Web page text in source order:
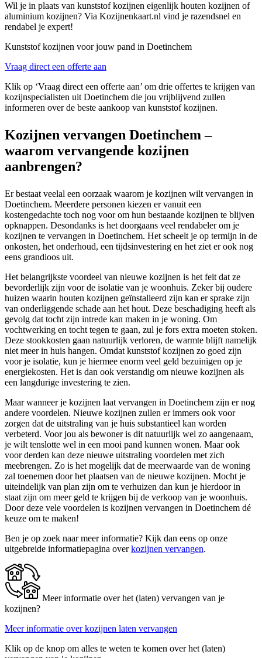
Wil je in plaats van kunststof kozijnen eigenlijk houten kozijnen of
aluminium kozijnen? Via Kozijnenkaart.nl vind je razendsnel en
rendabel je expert!
Kunststof kozijnen voor jouw pand in Doetinchem
Vraag direct een offerte aan
Klik op ‘Vraag direct een offerte aan’ om drie offertes te krijgen van
kozijnspecialisten uit Doetinchem die jou vrijblijvend zullen
informeren over de beste aankoop van kunststof kozijnen.
Kozijnen vervangen Doetinchem –
waarom vervangende kozijnen
aanbrengen?
Er bestaat veelal een oorzaak waarom je kozijnen wilt vervangen in
Doetinchem. Meerdere personen kiezen er vanuit een
kostengedachte toch nog voor om hun bestaande kozijnen te blijven
opknappen. Desondanks is het doorgaans veel rendabeler om je
kozijnen te vervangen in Doetinchem. Het scheelt je op termijn in de
onkosten, het onderhoud, een tijdsinvestering en het ziet er ook nog
eens grandioos uit.
Het belangrijkste voordeel van nieuwe kozijnen is het feit dat ze
bevorderlijk zijn voor de isolatie van je woonhuis. Zeker bij oudere
huizen waarin houten kozijnen geïnstalleerd zijn kan er sprake zijn
van onderliggende schade aan het hout. Deze beschadiging heeft als
gevolg dat tocht zijn intrede kan maken in je woning. Om
vochtwerking en tocht tegen te gaan, zul je fors extra moeten stoken.
Deze stookkosten gaan natuurlijk verloren, de warmte blijft namelijk
niet meer in huis hangen. Omdat kunststof kozijnen zo goed zijn
voor je isolatie, kun je hiermee enorm veel geld bezuinigen op je
energiekosten. Het is dan ook verstandig om nieuwe kozijnen als
een langdurige investering te zien.
Maar wanneer je kozijnen laat vervangen in Doetinchem zijn er nog
andere voordelen. Nieuwe kozijnen zullen er immers ook voor
zorgen dat de uitstraling van je huis substantieel kan worden
verbeterd. Voor jou als bewoner is dit natuurlijk wel zo aangenaam,
je wilt tenslotte wel in een mooi pand kunnen wonen. Maar ook
voor derden kan deze nieuwe uitstraling voordelen met zich
meebrengen. Zo is het mogelijk dat de meerwaarde van de woning
zal toenemen door het plaatsen van de nieuwe kozijnen. Mocht je
uiteindelijk van plan zijn om te verhuizen dan kun je hierdoor in
staat zijn om meer geld te krijgen bij de verkoop van je woonhuis.
Door deze vele voordelen is kozijnen vervangen in Doetinchem dé
keuze om te maken!
Ben je op zoek naar meer informatie? Kijk dan eens op onze
uitgebreide informatiepagina overkozijnen vervangen.
Meer informatie over het (laten) vervangen van je
kozijnen?
Meer informatie over kozijnen laten vervangen
Klik op de knop om alles te weten te komen over het (laten)